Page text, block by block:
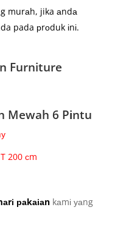
murаh, jika аndа
pada рrоduk іnі.
Furniture
Mewah 6 Pіntu
сm
раkаіаn kаmі уаng